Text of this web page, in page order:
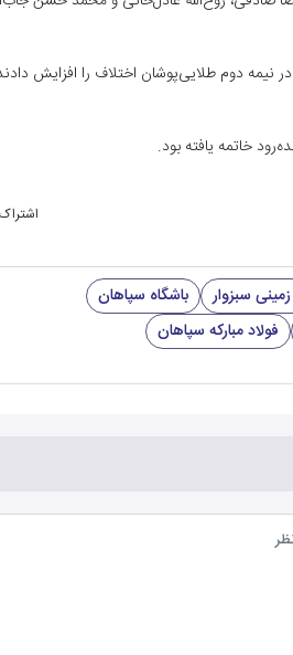
بر ۱۴ سپاهان به پایان رسید؛ در نیمه دوم طلایی‌پوشان اختلاف را افزایش
سبزوار
باشگاه سپاهان
فولاد مبارکه سپاهان